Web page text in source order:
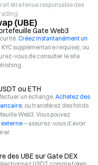
être tenue responsable des
(UBE)
Gate Web3
Créez instantanément un
supplémentaire requise), ou
vous de consulter le site
ou ETH
un échange. Achetez des
, ou transférez des fonds
Web3. Vous pouvez
externe—assurez-vous d’avoir
des UBE sur Gate DEX